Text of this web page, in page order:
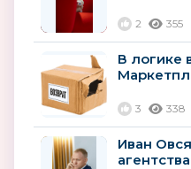
2 355
В логике
3 338
Иван